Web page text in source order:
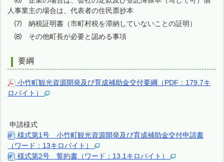
人事業主の場合は、代表者の住民票抄本
⑺ 納税証明書（市町村税を滞納していないことの証明）
⑻ その他町長が必要と認める事項
要綱
小竹町観光資源開発及び育成補助金交付要綱（PDF：179.7キ
ロバイト）
申請様式
様式第1号 小竹町観光資源開発及び育成補助金交付申請書
（ワード：13キロバイト）
様式第2号 誓約書（ワード：13.1キロバイト）